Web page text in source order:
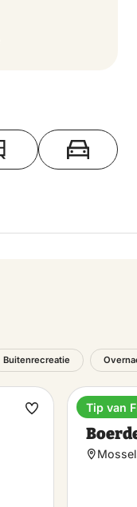
Buitenrecreatie
Maak
Tip van